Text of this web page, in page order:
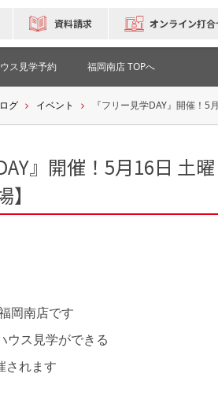
資料請求 オンライン打合
ス見学予約 福岡南店 TOPへ
グ イベント 『フリー見学DAY』開催！5
』開催！5月16日 土
岡南店です
ウス見学ができる
されます